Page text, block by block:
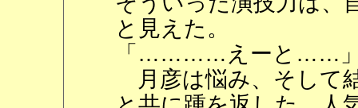
と見えた。
「…………えーと……
月彦は悩み、そして